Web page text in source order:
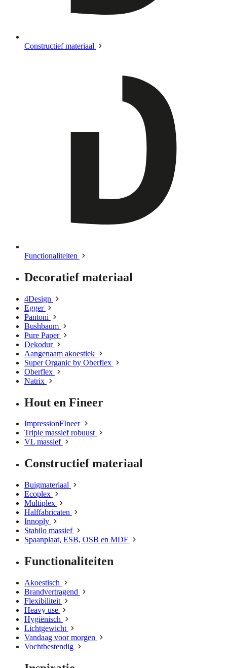
Constructief materiaal
Functionaliteiten
Decoratief materiaal
4Design
Egger
Pantoni
Bushbaum
Pure Paper
Dekodur
Aangenaam akoestiek
Super Organic by Oberflex
Oberflex
Natrix
Hout en Fineer
ImpressionFIneer
Triple massief robuust
VL massief
Constructief materiaal
Buigmateriaal
Ecoplex
Multiplex
Halffabricaten
Innoply
Stabilo massief
Spaanplaat, ESB, OSB en MDF
Functionaliteiten
Akoestisch
Brandvertragend
Flexibiliteit
Heavy use
Hygiënisch
Lichtgewicht
Vandaag voor morgen
Vochtbestendig